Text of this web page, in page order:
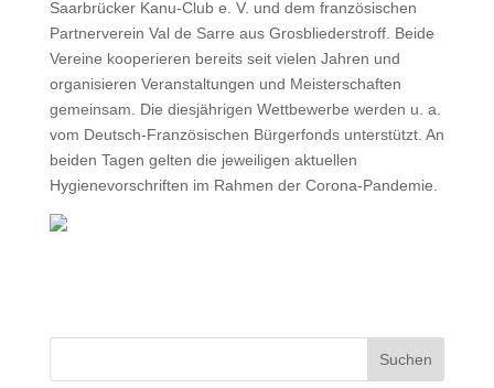
Saarbrücker Kanu-Club e. V. und dem französischen
Partnerverein Val de Sarre aus Grosbliederstroff. Beide
Vereine kooperieren bereits seit vielen Jahren und
organisieren Veranstaltungen und Meisterschaften
gemeinsam. Die diesjährigen Wettbewerbe werden u. a.
vom Deutsch-Französischen Bürgerfonds unterstützt. An
beiden Tagen gelten die jeweiligen aktuellen
Hygienevorschriften im Rahmen der Corona-Pandemie.